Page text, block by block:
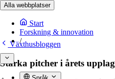
Alla webbplatser
Start
Forskning & innovation
/
Växthusbloggen
Starka pitcher i årets